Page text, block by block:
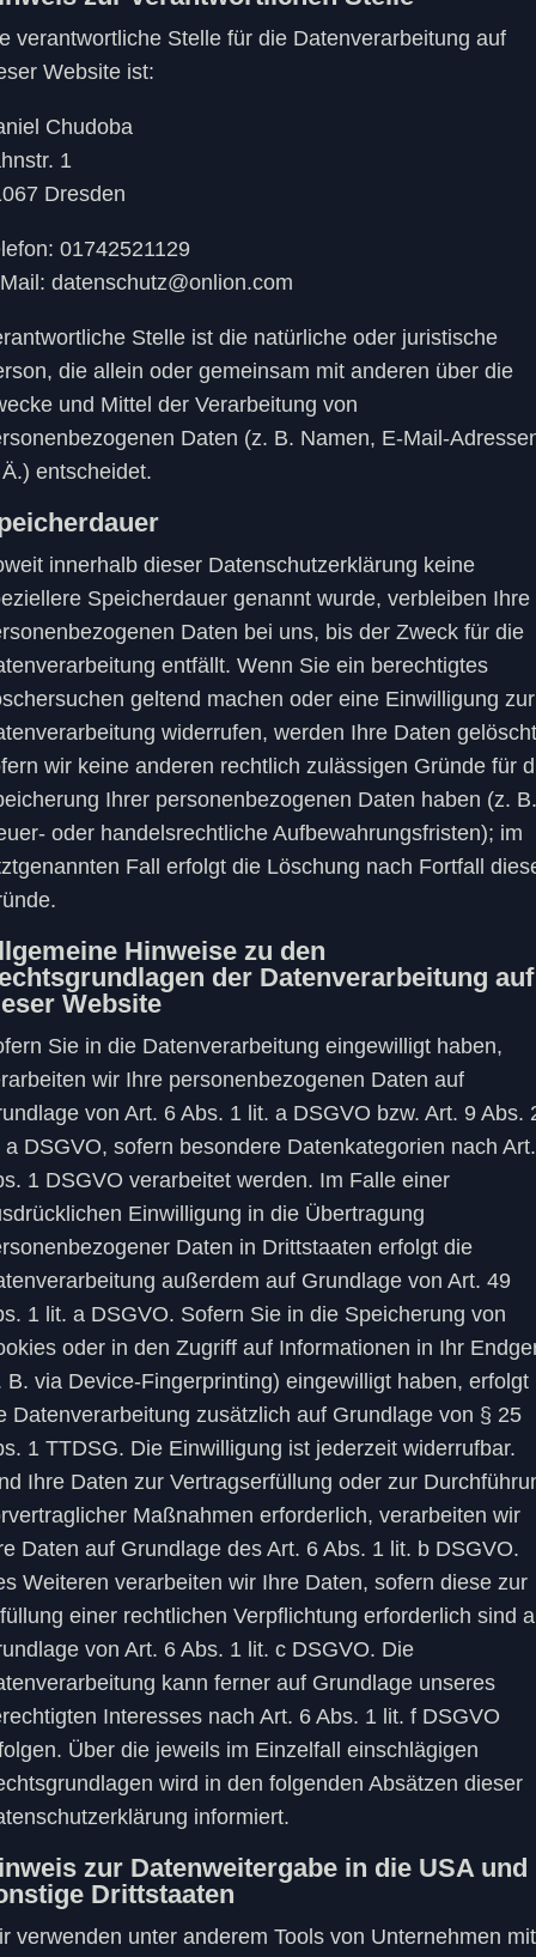
verantwortliche Stelle für die Datenverarbeitung auf
Website ist:
Chudoba
1
Dresden
01742521129
datenschutz@onlion.com
Stelle ist die natürliche oder juristische
die allein oder gemeinsam mit anderen über die
und Mittel der Verarbeitung von
Daten (z. B. Namen, E-Mail-
entscheidet.
innerhalb dieser Datenschutzerklärung keine
Speicherdauer genannt wurde, verbleiben Ihre
Daten bei uns, bis der Zweck für die
entfällt. Wenn Sie ein berechtigtes
geltend machen oder eine Einwilligung zur
widerrufen, werden Ihre Daten
wir keine anderen rechtlich zulässigen Gründe für
Ihrer personenbezogenen Daten haben (z. B.
oder handelsrechtliche Aufbewahrungsfristen); im
Fall erfolgt die Löschung nach Fortfall
Hinweise zu den
der Datenverarbeitung auf
Website
Sie in die Datenverarbeitung eingewilligt haben,
wir Ihre personenbezogenen Daten auf
von Art. 6 Abs. 1 lit. a DSGVO bzw. Art. 9 Abs.
a DSGVO, sofern besondere Datenkategorien nach
1 DSGVO verarbeitet werden. Im Falle einer
Einwilligung in die Übertragung
Daten in Drittstaaten erfolgt die
außerdem auf Grundlage von Art. 49
1 lit. a DSGVO. Sofern Sie in die Speicherung von
oder in den Zugriff auf Informationen in Ihr
B. via Device-Fingerprinting) eingewilligt haben, erfolgt
Datenverarbeitung zusätzlich auf Grundlage von § 25
1 TTDSG. Die Einwilligung ist jederzeit widerrufbar.
Ihre Daten zur Vertragserfüllung oder zur
Maßnahmen erforderlich, verarbeiten wir
Daten auf Grundlage des Art. 6 Abs. 1 lit. b DSGVO.
Weiteren verarbeiten wir Ihre Daten, sofern diese zur
einer rechtlichen Verpflichtung erforderlich sind
von Art. 6 Abs. 1 lit. c DSGVO. Die
kann ferner auf Grundlage unseres
Interesses nach Art. 6 Abs. 1 lit. f DSGVO
Über die jeweils im Einzelfall einschlägigen
wird in den folgenden Absätzen dieser
informiert.
zur Datenweitergabe in die USA und
Drittstaaten
verwenden unter anderem Tools von Unternehmen mit